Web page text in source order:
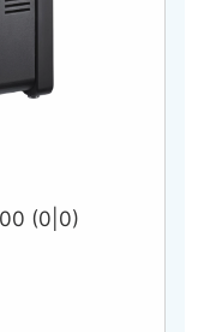
(0|0)